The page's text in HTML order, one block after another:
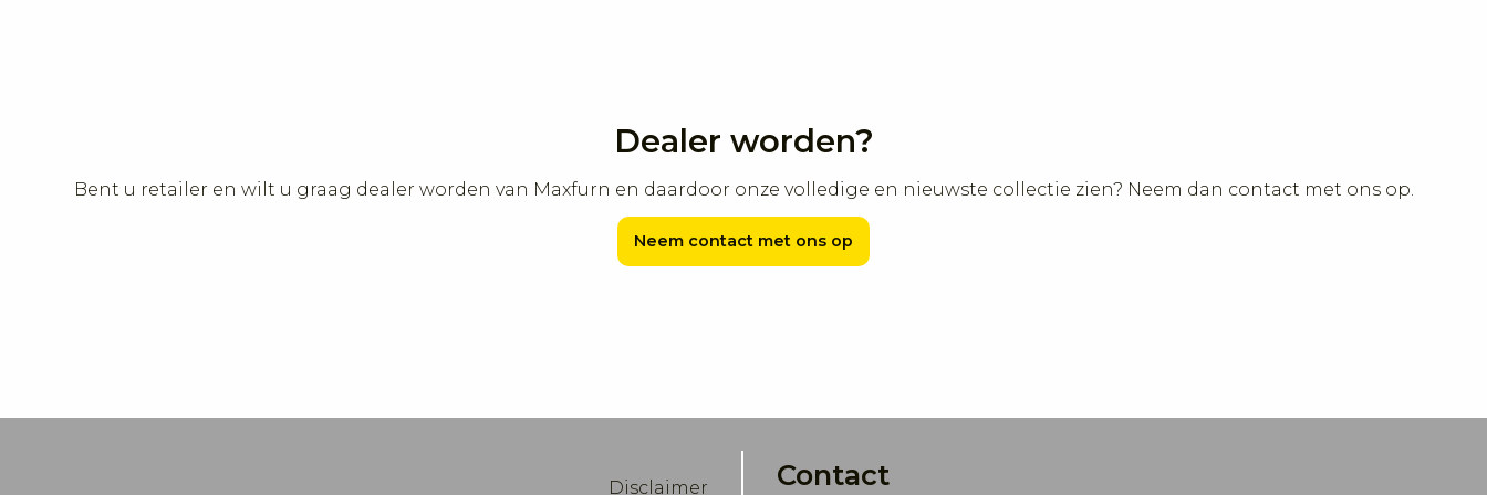
Dealer worden?
Bent u retailer en wilt u graag dealer worden van Maxfurn en daardoor onze volledige en nieuwste collectie zien? Neem dan contact met ons op.
Neem contact met ons op
Disclaimer Contact